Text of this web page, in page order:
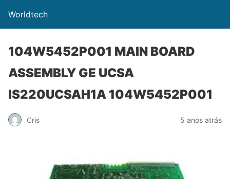
Worldtech
104W5452P001 MAIN BOARD
ASSEMBLY GE UCSA
IS220UCSAH1A 104W5452P001
Cris 5 anos atrás